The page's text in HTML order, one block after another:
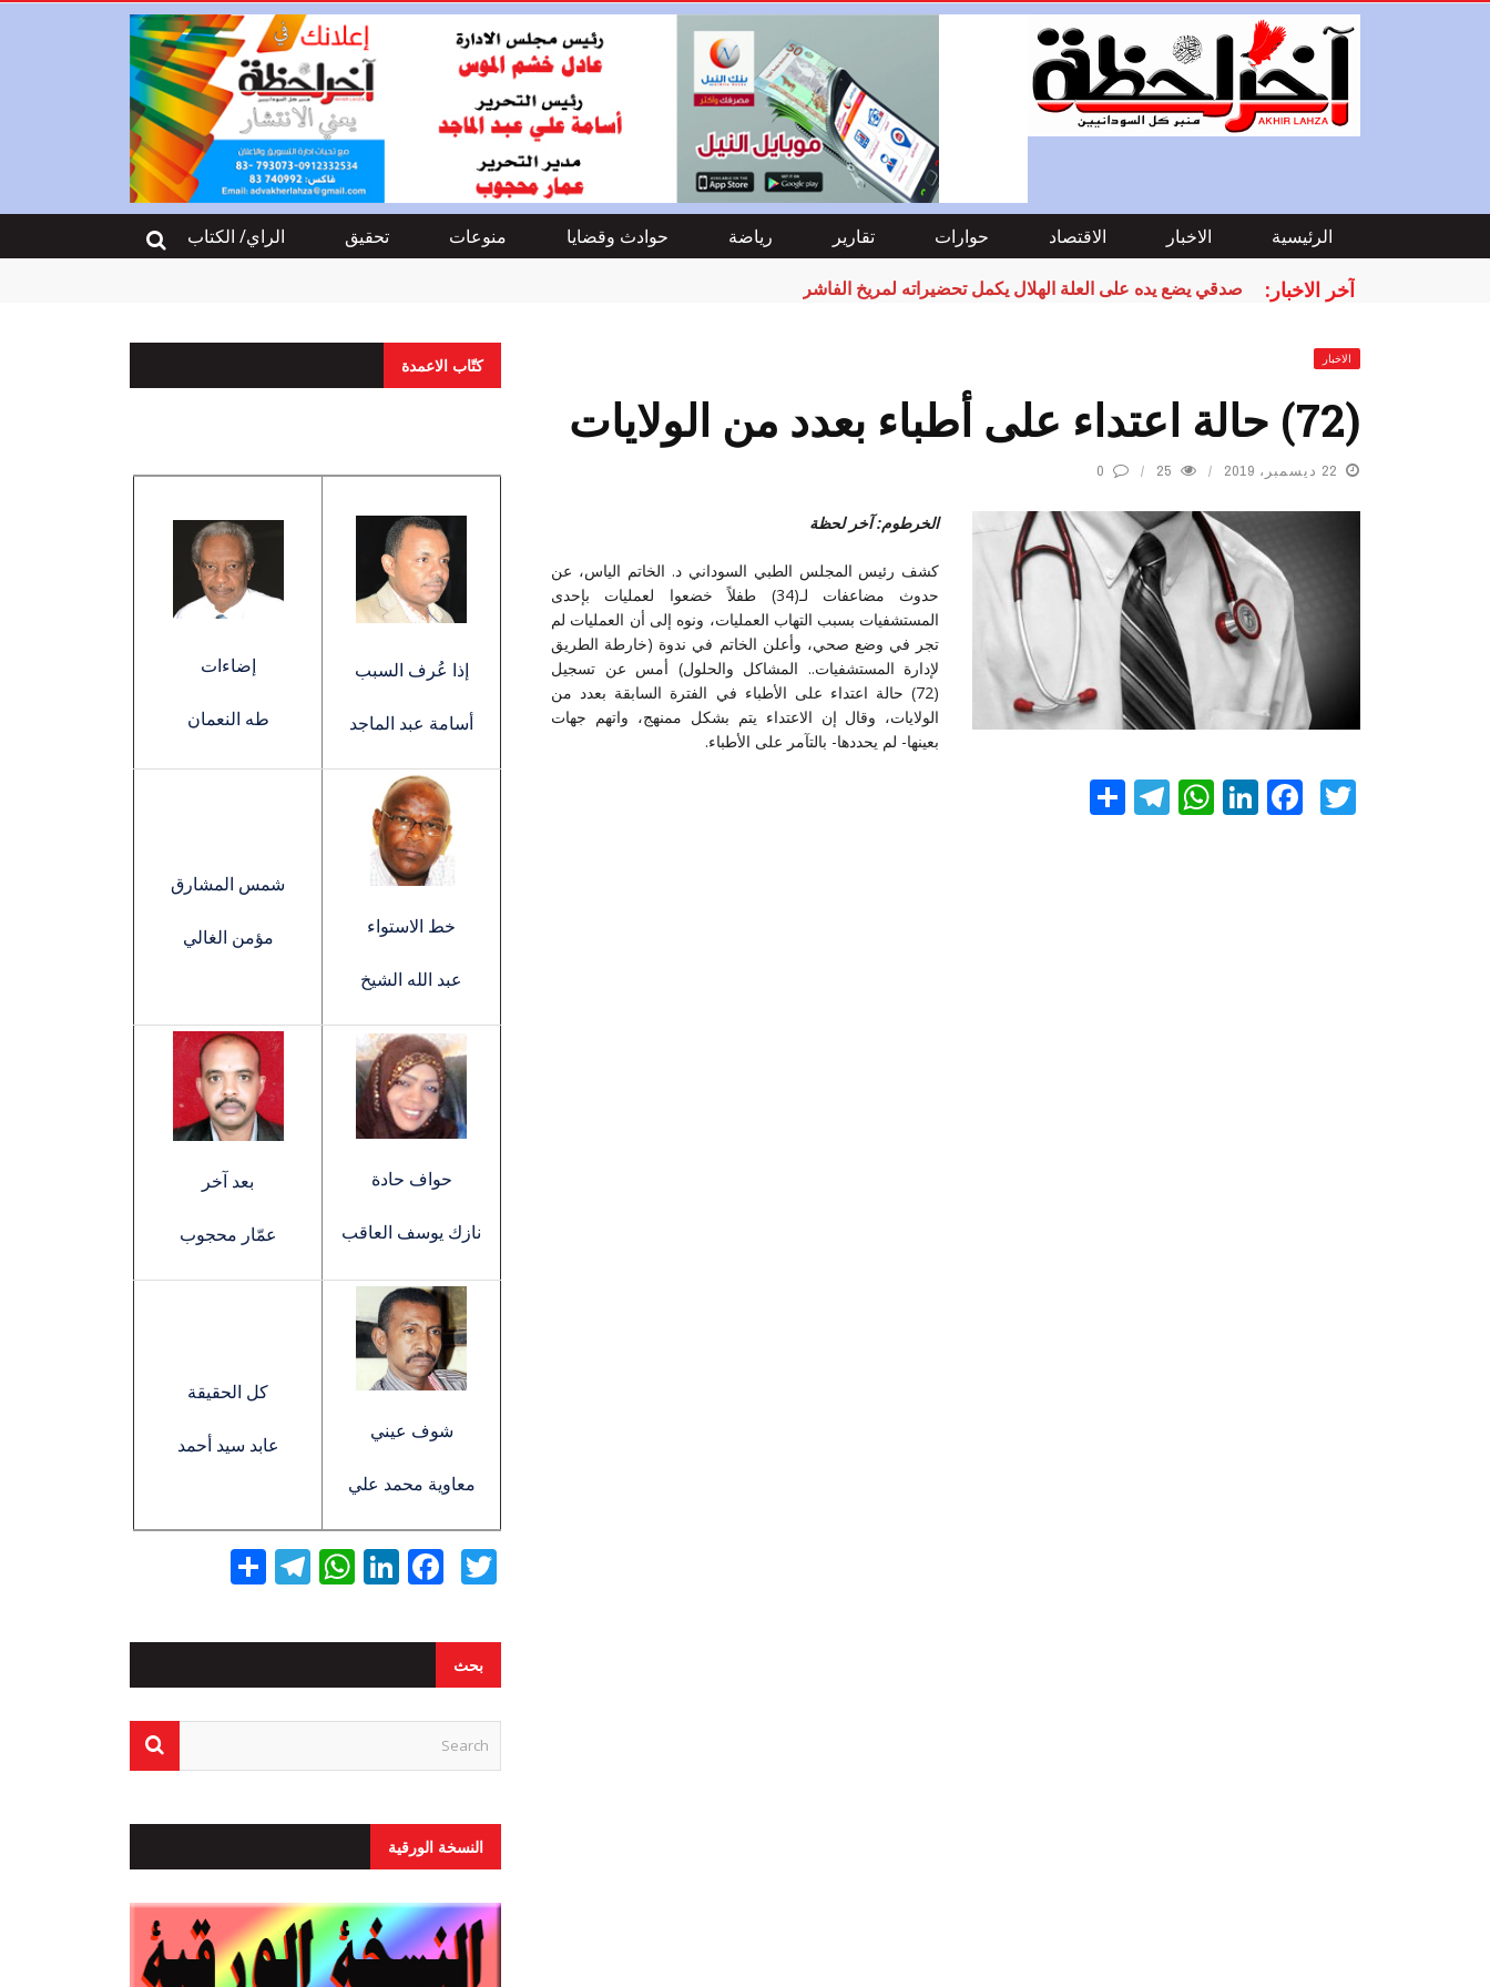
الرئيسية الاخبار الاقتصاد حوارات تقارير رياضة حوادث وقضايا منوعات تحقيق الراي/ الكتاب
آخر الاخبار: صدقي يضع يده على العلة الهلال يكمل تحضيراته لمريخ الفاشر
الاخبار
(72) حالة اعتداء على أطباء بعدد من الولايات
22 ديسمبر، 2019 25
0
الخرطوم: آخر لحظة
كشف رئيس المجلس الطبي السوداني د. الخاتم الياس، عن
حدوث مضاعفات لـ(34) طفلاً خضعوا لعمليات بإحدى
المستشفيات بسبب التهاب العمليات، ونوه إلى أن العمليات لم
تجر في وضع صحي، وأعلن الخاتم في ندوة (خارطة الطريق
لإدارة المستشفيات.. المشاكل والحلول) أمس عن تسجيل
(72) حالة اعتداء على الأطباء في الفترة السابقة بعدد من
الولايات، وقال إن الاعتداء يتم بشكل ممنهج، واتهم جهات
بعينها- لم يحددها- بالتآمر على الأطباء.
Twitter
Facebook
LinkedIn
WhatsApp
Telegram
كتّاب الاعمدة
إذا عُرف السبب
أسامة عبد الماجد
إضاءات
طه النعمان
خط الاستواء
عبد الله الشيخ
شمس المشارق
مؤمن الغالي
حواف حادة
نازك يوسف العاقب
بعد آخر
عمّار محجوب
شوف عيني
معاوية محمد علي
كل الحقيقة
عابد سيد أحمد
Twitter
Facebook
LinkedIn
WhatsApp
Telegram
بحث
النسخة الورقية